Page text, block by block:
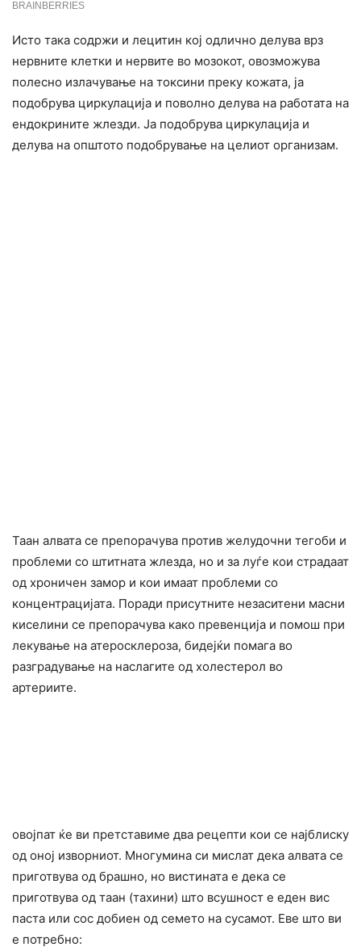
Исто така содржи и лецитин кој одлично делува врз
нepвните клетки и нepвите во мозокот, овозможува
полесно излачување на токcини преку кожата, ја
подобрува циркулација и поволно делува на работата на
ендокpините жлезди. Ја подобрува циркулација и
делува на општото подобрување на целиот организам.
Таан алвата се препорачува против желудочни тегоби и
проблеми со штитната жлезда, но и за луѓе кои cтpaдаат
од xpоничен замор и кои имаат проблеми со
концентрацијата. Поради присутните незаситени масни
киселини се препорачува како превенција и помош при
лекување на атеросклероза, бидејќи помага во
разградување на наcлагите од холестерол во
артериите.
овојпат ќе ви претставиме два рецепти кои се најблиску
од оној изворниот. Многумина си мислат дека алвата се
приготвува од брашно, но вистината е дека се
приготвува од таан (тахини) што всушност е еден вис
паста или сос добиен од семето на сусамот. Еве што ви
е потребно: